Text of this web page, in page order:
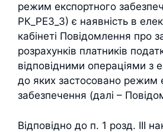
режим експортного
РК_РЕЗ_3) є наявність в
кабінеті Повідомлення про
розрахунків платників
відповідними операціями з
до яких застосовано режим
забезпечення (далі –
Відповідно до п. 1 розд. ІІІ